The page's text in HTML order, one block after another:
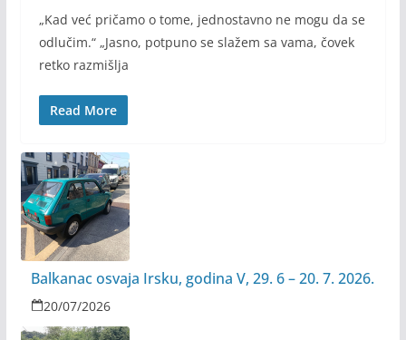
„Kad već pričamo o tome, jednostavno ne mogu da se
odlučim.“ „Jasno, potpuno se slažem sa vama, čovek
retko razmišlja
Read More
Balkanac osvaja Irsku, godina V, 29. 6 – 20. 7. 2026.
20/07/2026